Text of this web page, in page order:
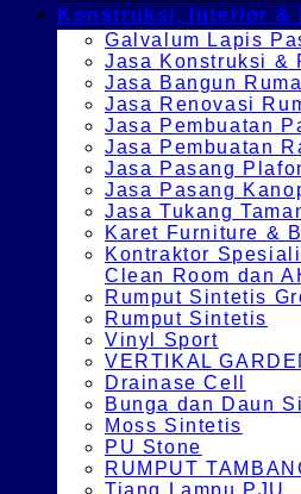
Konstruksi, Interior &
Galvalum Lapis
Jasa Konstruksi &
Jasa Bangun
Jasa Renovasi
Jasa Pembuatan
Jasa Pembuatan
Jasa Pasang
Jasa Pasang
Jasa Tukang
Karet Furniture &
Kontraktor
Clean Room dan
Rumput Sintetis
Rumput Sintetis
Vinyl Sport
VERTIKAL
Drainase Cell
Bunga dan Daun
Moss Sintetis
PU Stone
RUMPUT
Tiang Lampu PJU